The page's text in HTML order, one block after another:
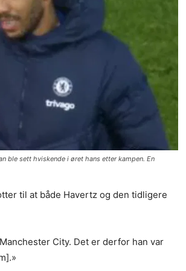
ble sett hviskende i øret hans etter kampen. En
til at både Havertz og den tidligere
City. Det er derfor han var